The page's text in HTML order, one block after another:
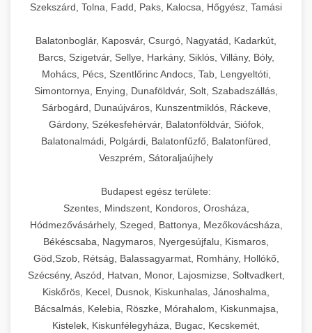
Szekszárd, Tolna, Fadd, Paks, Kalocsa, Hőgyész, Tamási
Balatonboglár, Kaposvár, Csurgó, Nagyatád, Kadarkút,
Barcs, Szigetvár, Sellye, Harkány, Siklós, Villány, Bóly,
Mohács, Pécs, Szentlőrinc Andocs, Tab, Lengyeltóti,
Simontornya, Enying, Dunaföldvár, Solt, Szabadszállás,
Sárbogárd, Dunaújváros, Kunszentmiklós, Ráckeve,
Gárdony, Székesfehérvár, Balatonföldvár, Siófok,
Balatonalmádi, Polgárdi, Balatonfűzfő, Balatonfüred,
Veszprém, Sátoraljaújhely
Budapest egész területe:
Szentes, Mindszent, Kondoros, Orosháza,
Hódmezővásárhely, Szeged, Battonya, Mezőkovácsháza,
Békéscsaba, Nagymaros, Nyergesújfalu, Kismaros,
Göd,Szob, Rétság, Balassagyarmat, Romhány, Hollókő,
Szécsény, Aszód, Hatvan, Monor, Lajosmizse, Soltvadkert,
Kiskőrös, Kecel, Dusnok, Kiskunhalas, Jánoshalma,
Bácsalmás, Kelebia, Röszke, Mórahalom, Kiskunmajsa,
Kistelek, Kiskunfélegyháza, Bugac, Kecskemét,